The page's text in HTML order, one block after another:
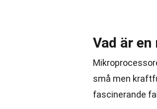
Vad är
små men
fascinerande